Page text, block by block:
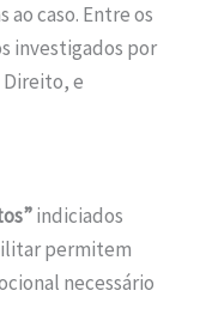
ao caso. Entre os
investigados por
e
indiciados
permitem
necessário